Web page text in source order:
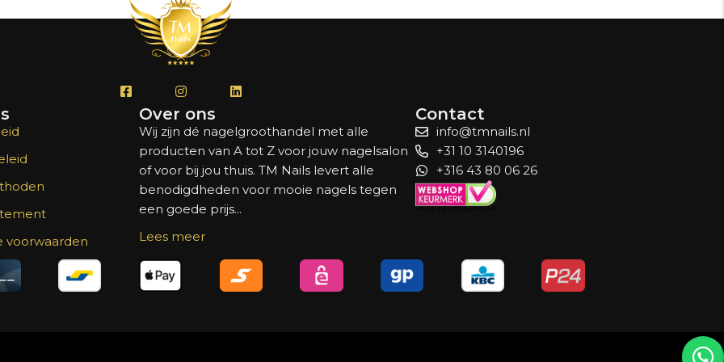
voorwaarden
Over ons
Wij zijn dé nagelgroothandel met alle
producten van A tot Z voor jouw nagelsalon
of voor bij jou thuis. TM Nails levert alle
benodigdheden voor mooie nagels tegen
een goede prijs...
Lees meer
Contact
info@tmnails.nl
+31 10 3140196
+316 43 80 06 26